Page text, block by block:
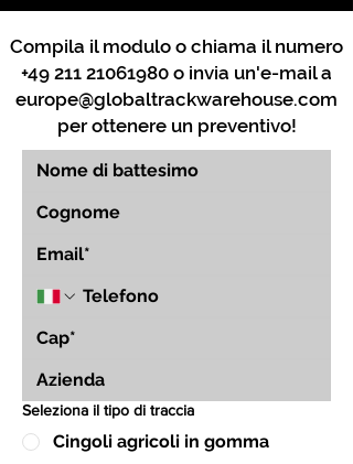
Compila il modulo o chiama il numero
+49 211 21061980 o invia un'e-mail a
europe@globaltrackwarehouse.com
per ottenere un preventivo!
Seleziona il tipo di traccia
Cingoli agricoli in gomma